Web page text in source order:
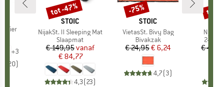
+3
20)
MERK
STOIC
Artikel
NijakSt. II Sleeping Mat
Productgroep
Slaapmat
Prijs
€ 149,95Verlaagde prijs
vanaf
€ 84,77
4,3(23)
Korting
tot -47%
MERK
STOIC
Artikel
VietasSt. Bivy Bag
Productgroep
Bivakzak
Prijs
€ 24,95Verlaagde prijs
€ 6,24
4,7(3)
Korting
-75%
2-
€
tot